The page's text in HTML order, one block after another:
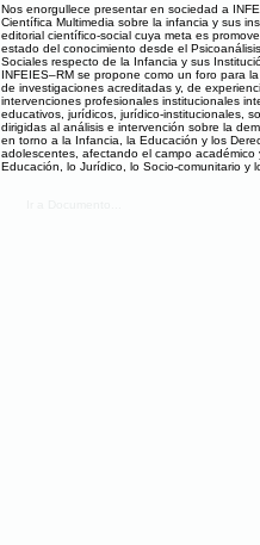
Nos enorgullece presentar en sociedad a
Científica Multimedia sobre la infancia y sus
editorial científico-social cuya meta es
estado del conocimiento desde el
Sociales respecto de la Infancia y sus
INFEIES–RM se propone como un foro para
de investigaciones acreditadas y, de
intervenciones profesionales institucionales
educativos, jurídicos, jurídico-institucionales,
dirigidas al análisis e intervención sobre la
en torno a la Infancia, la Educación y los
adolescentes, afectando el campo
Educación, lo Jurídico, lo Socio-comunitario y